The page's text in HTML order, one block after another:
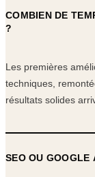
COMBIEN DE
?
Les premières
techniques,
résultats solides
SEO OU GOOGLE